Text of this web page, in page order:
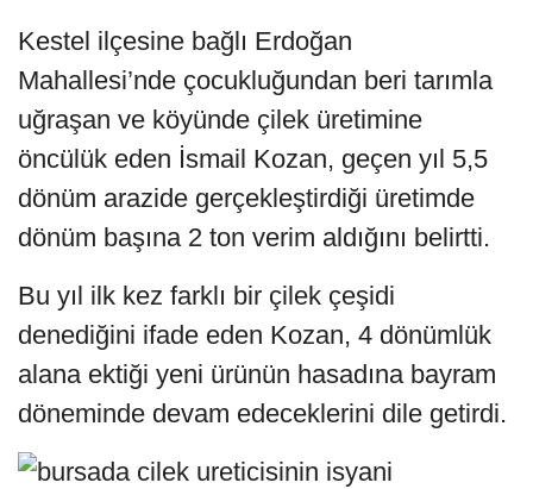
Kestel ilçesine bağlı Erdoğan
Mahallesi’nde çocukluğundan beri tarımla
uğraşan ve köyünde çilek üretimine
öncülük eden İsmail Kozan, geçen yıl 5,5
dönüm arazide gerçekleştirdiği üretimde
dönüm başına 2 ton verim aldığını belirtti.
Bu yıl ilk kez farklı bir çilek çeşidi
denediğini ifade eden Kozan, 4 dönümlük
alana ektiği yeni ürünün hasadına bayram
döneminde devam edeceklerini dile getirdi.